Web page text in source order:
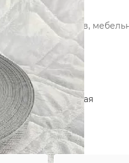
матрасов,
Лента окантовочная
п/э, 20% п/п
— серый